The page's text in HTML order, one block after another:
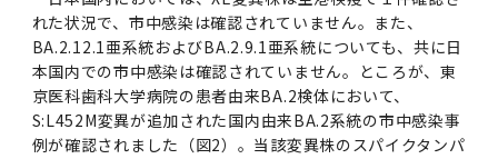
れた状況で、市中感染は確認されていません。また、
BA.2.12.1亜系統およびBA.2.9.1亜系統についても、共に日
本国内での市中感染は確認されていません。ところが、東
京医科歯科大学病院の患者由来BA.2検体において、
S:L452M変異が追加された国内由来BA.2系統の市中感染事
例が確認されました（図2）。当該変異株のスパイクタンパ